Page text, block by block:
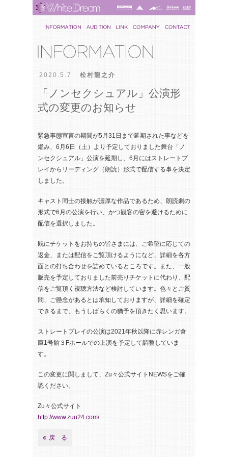
2020.5.7 松村龍之介
「ノンセクシュアル」公演形
式の変更のお知らせ
緊急事態宣言の期間が5月31日まで延期された事などを
鑑み、6月6日（土）より予定しておりました舞台「ノ
ンセクシュアル」公演を延期し、6月にはストレートプ
レイからリーディング（朗読）形式で配信する事を決定
しました。
キャスト同士の接触が濃厚な作品であるため、朗読劇の
形式で6月の公演を行い、かつ観客の密を避けるために
配信を選択しました。
既にチケットをお持ちの皆さまには、ご希望に応じての
返金、または配信をご覧頂けるようになど、詳細を各方
面との打ち合わせを詰めているところです。また、一般
販売を予定しておりました前売りチケットに代わり、配
信をご覧頂く視聴方法など検討しています。色々とご質
問、ご懸念があるとは承知しておりますが、詳細を確定
できるまで、もうしばらくの猶予を頂きたく思います。
ストレートプレイの公演は2021年秋以降に赤レンガ倉
庫1号館３Fホールでの上演を予定して調整していま
す。
この変更に関しまして、Zu々公式サイトNEWSをご確
認ください。
Zu々公式サイト
http://www.zuu24.com/
戻 る